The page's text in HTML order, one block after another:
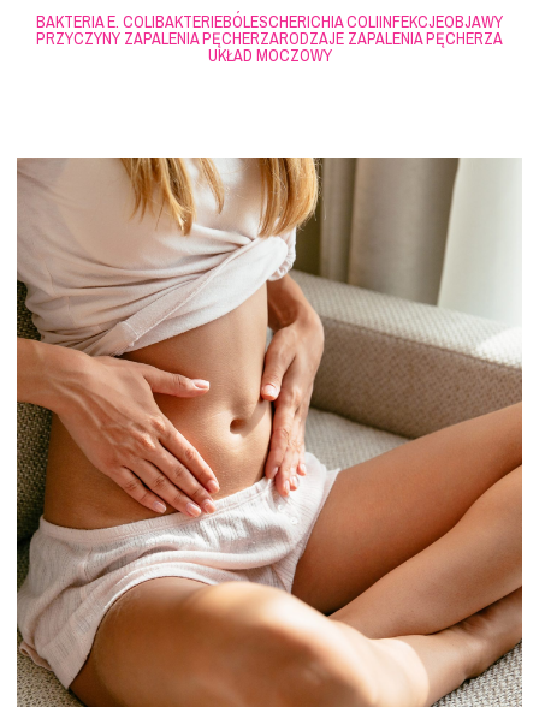
BAKTERIA E. COLIBAKTERIEBÓLESCHERICHIA COLIINFEKCJEOBJAWY
PRZYCZYNY ZAPALENIA PĘCHERZARODZAJE ZAPALENIA PĘCHERZA
UKŁAD MOCZOWY